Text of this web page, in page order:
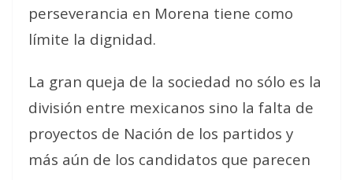
perseverancia en Morena tiene como
límite la dignidad.
La gran queja de la sociedad no sólo es la
división entre mexicanos sino la falta de
proyectos de Nación de los partidos y
más aún de los candidatos que parecen